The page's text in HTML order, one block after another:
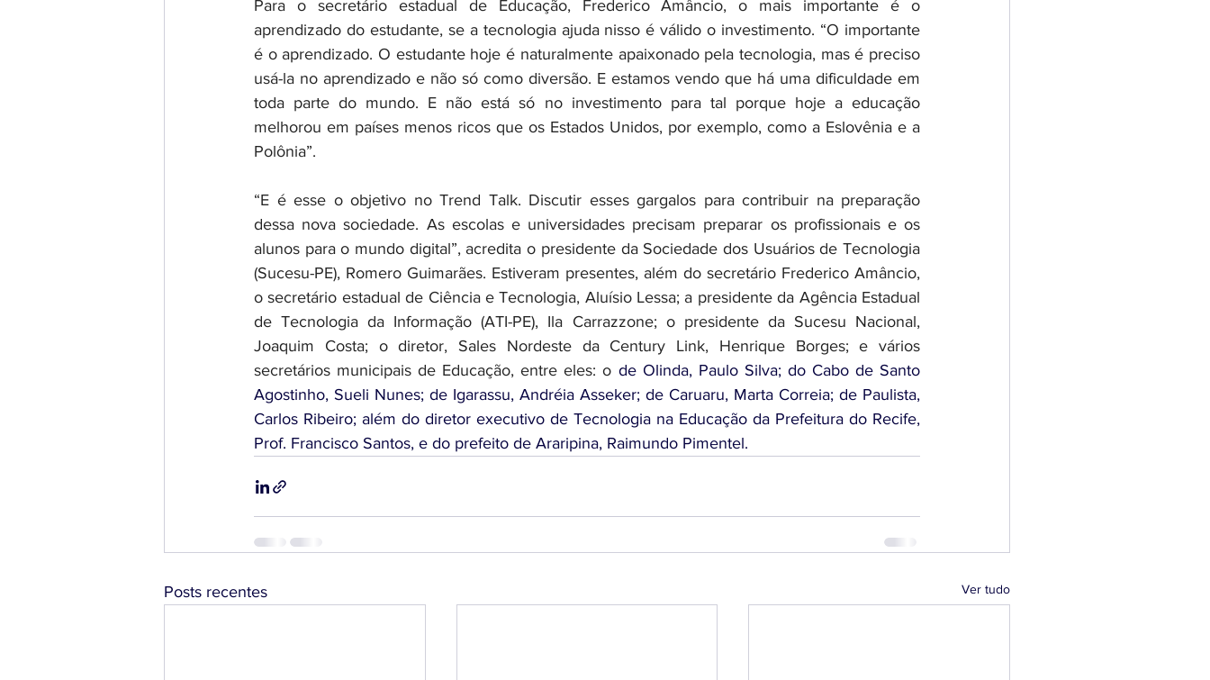
Para o secretário estadual de Educação, Frederico Amâncio, o mais importante é o
aprendizado do estudante, se a tecnologia ajuda nisso é válido o investimento. “O importante
é o aprendizado. O estudante hoje é naturalmente apaixonado pela tecnologia, mas é preciso
usá-la no aprendizado e não só como diversão. E estamos vendo que há uma dificuldade em
toda parte do mundo. E não está só no investimento para tal porque hoje a educação
melhorou em países menos ricos que os Estados Unidos, por exemplo, como a Eslovênia e a
Polônia”.
“E é esse o objetivo no Trend Talk. Discutir esses gargalos para contribuir na preparação
dessa nova sociedade. As escolas e universidades precisam preparar os profissionais e os
alunos para o mundo digital”, acredita o presidente da Sociedade dos Usuários de Tecnologia
(Sucesu-PE), Romero Guimarães. Estiveram presentes, além do secretário Frederico Amâncio,
o secretário estadual de Ciência e Tecnologia, Aluísio Lessa; a presidente da Agência Estadual
de Tecnologia da Informação (ATI-PE), Ila Carrazzone; o presidente da Sucesu Nacional,
Joaquim Costa; o diretor, Sales Nordeste da Century Link, Henrique Borges; e vários
secretários municipais de Educação, entre eles: o de Olinda, Paulo Silva; do Cabo de Santo
Agostinho, Sueli Nunes; de Igarassu, Andréia Asseker; de Caruaru, Marta Correia; de Paulista,
Carlos Ribeiro; além do diretor executivo de Tecnologia na Educação da Prefeitura do Recife,
Prof. Francisco Santos, e do prefeito de Araripina, Raimundo Pimentel.
Posts recentes Ver tudo